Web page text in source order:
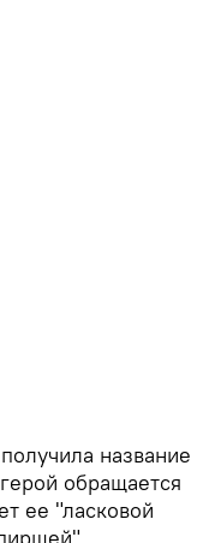
название
обращается
ее "ласковой